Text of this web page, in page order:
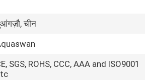
चीन
SGS, ROHS, CCC, AAA and ISO9001